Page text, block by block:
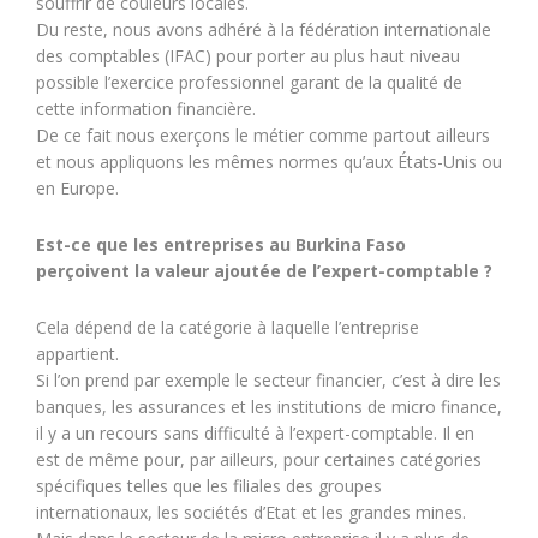
Du reste, nous avons adhéré à la fédération internationale
des comptables (IFAC) pour porter au plus haut niveau
possible l’exercice professionnel garant de la qualité de
cette information financière.
De ce fait nous exerçons le métier comme partout ailleurs
et nous appliquons les mêmes normes qu’aux États-Unis ou
en Europe.
Est-ce que les entreprises au Burkina Faso
perçoivent la valeur ajoutée de l’expert-comptable ?
Cela dépend de la catégorie à laquelle l’entreprise
appartient.
Si l’on prend par exemple le secteur financier, c’est à dire les
banques, les assurances et les institutions de micro finance,
il y a un recours sans difficulté à l’expert-comptable. Il en
est de même pour, par ailleurs, pour certaines catégories
spécifiques telles que les filiales des groupes
internationaux, les sociétés d’Etat et les grandes mines.